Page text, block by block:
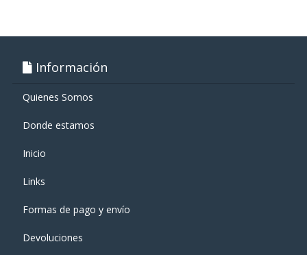
Información
Quienes Somos
Donde estamos
Inicio
Links
Formas de pago y enví­o
Devoluciones